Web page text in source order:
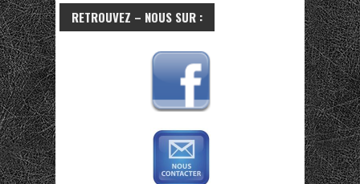
RETROUVEZ – NOUS SUR :